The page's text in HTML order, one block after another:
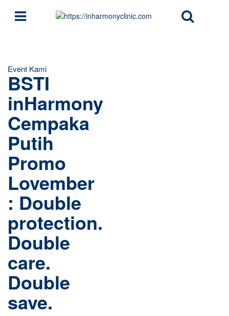
Event Kami
BSTI
inHarmony
Cempaka
Putih
Promo
Lovember
: Double
protection.
Double
care.
Double
save.